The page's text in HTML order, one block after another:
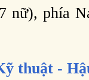
nữ), phía
thuật -